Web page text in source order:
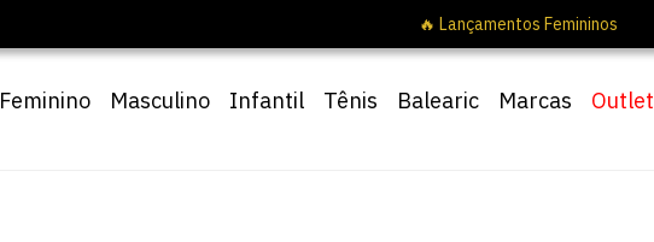
Feminino Masculino Infantil Tênis Balearic Marcas Outlet
🔥 Lançamentos Femininos